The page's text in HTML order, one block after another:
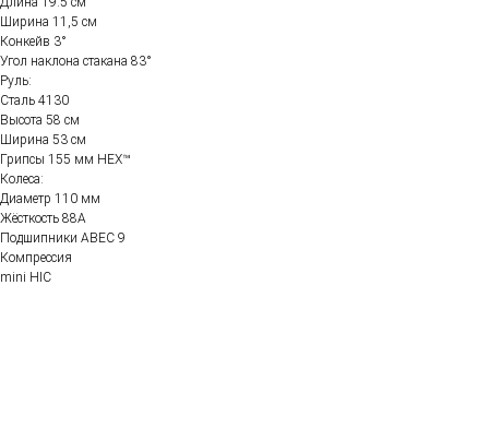
Ширина 11,5 см
Конкейв 3°
Угол наклона стакана 83°
Руль:
Сталь 4130
Высота 58 см
Ширина 53 см
Грипсы 155 мм HEX™
Колеса:
Диаметр 110 мм
Жёсткость 88А
Подшипники ABEC 9
Компрессия
mini HIC